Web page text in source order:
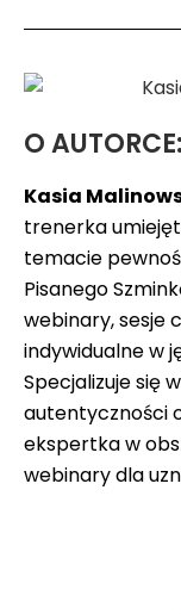
O AUTORCE:
Kasia
trenerka
temacie
Pisanego
webinary, sesje
indywidualne w
Specjalizuje się
autentyczności
ekspertka w
webinary dla